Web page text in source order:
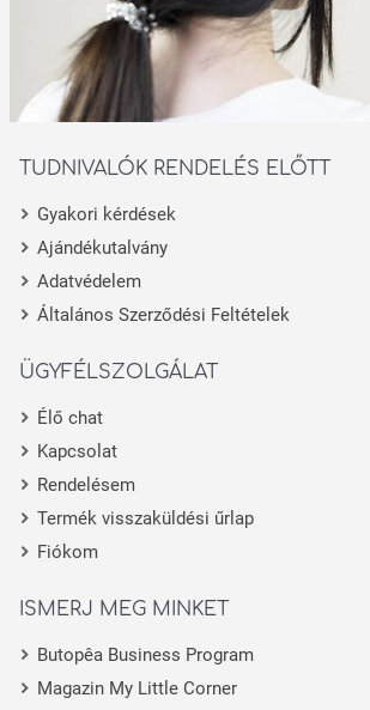
TUDNIVALÓK RENDELÉS ELŐTT
Gyakori kérdések
Ajándékutalvány
Adatvédelem
Általános Szerződési Feltételek
ÜGYFÉLSZOLGÁLAT
Élő chat
Kapcsolat
Rendelésem
Termék visszaküldési űrlap
Fiókom
ISMERJ MEG MINKET
Butopêa Business Program
Magazin My Little Corner